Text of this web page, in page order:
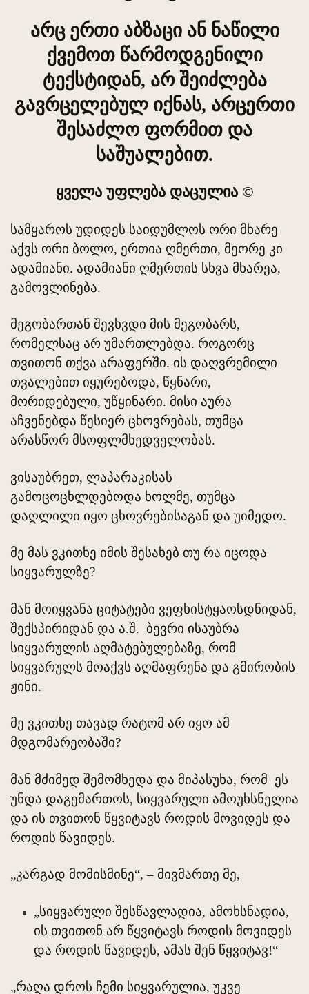
არც ერთი აბზაცი ან ნაწილი
ქვემოთ წარმოდგენილი
ტექსტიდან, არ შეიძლება
გავრცელებულ იქნას, არცერთი
შესაძლო ფორმით და
საშუალებით.
ყველა უფლება დაცულია ©
სამყაროს უდიდეს საიდუმლოს ორი მხარე
აქვს ორი ბოლო, ერთია ღმერთი, მეორე კი
ადამიანი. ადამიანი ღმერთის სხვა მხარეა,
გამოვლინება.
მეგობართან შევხვდი მის მეგობარს,
რომელსაც არ უმართლებდა. როგორც
თვითონ თქვა არაფერში. ის დაღვრემილი
თვალებით იყურებოდა, წყნარი,
მორიდებული, უწყინარი. მისი აურა
აჩვენებდა წესიერ ცხოვრებას, თუმცა
არასწორ მსოფლმხედველობას.
ვისაუბრეთ, ლაპარაკისას
გამოცოცხლდებოდა ხოლმე, თუმცა
დაღლილი იყო ცხოვრებისაგან და უიმედო.
მე მას ვკითხე იმის შესახებ თუ რა იცოდა
სიყვარულზე?
მან მოიყვანა ციტატები ვეფხისტყაოსდნიდან,
შექსპირიდან და ა.შ. ბევრი ისაუბრა
სიყვარულის აღმატებულებაზე, რომ
სიყვარულს მოაქვს აღმაფრენა და გმირობის
ჟინი.
მე ვკითხე თავად რატომ არ იყო ამ
მდგომარეობაში?
მან მძიმედ შემომხედა და მიპასუხა, რომ ეს
უნდა დაგემართოს, სიყვარული ამოუხსნელია
და ის თვითონ წყვიტავს როდის მოვიდეს და
როდის წავიდეს.
„კარგად მომისმინე“, – მივმართე მე,
„სიყვარული შესწავლადია, ამოხსნადია,
ის თვითონ არ წყვიტავს როდის მოვიდეს
და როდის წავიდეს, ამას შენ წყვიტავ!“
„რაღა დროს ჩემი სიყვარულია, უკვე